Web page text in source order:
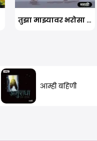
तुझा माझ्यावर भरोसा नाय काय
आम्ही बहिणी